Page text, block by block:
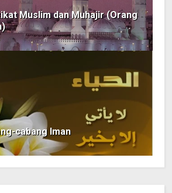
Muslim dan Muhajir (Orang
cabang Iman